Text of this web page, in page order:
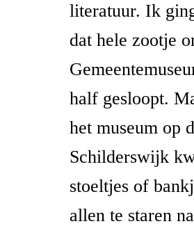
literatuur. Ik
dat hele zootje
half gesloopt.
het museum op
Schilderswijk
stoeltjes of
allen te staren